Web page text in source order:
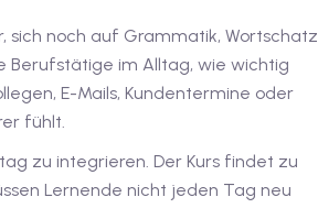
sich noch auf Grammatik, Wortschatz
Berufstätige im Alltag, wie wichtig
E-Mails, Kundentermine oder
fühlt.
zu integrieren. Der Kurs findet zu
Lernende nicht jeden Tag neu